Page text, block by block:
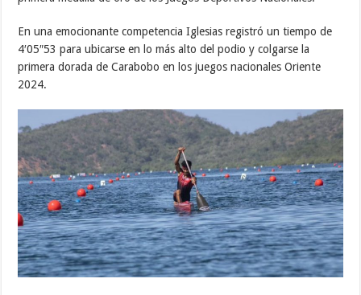
En una emocionante competencia Iglesias registró un tiempo de
4′05″53 para ubicarse en lo más alto del podio y colgarse la
primera dorada de Carabobo en los juegos nacionales Oriente
2024.